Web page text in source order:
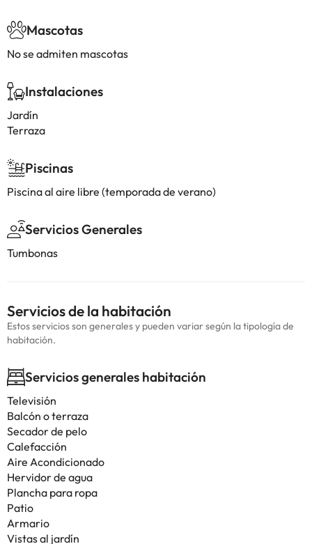
Mascotas
No se admiten mascotas
Instalaciones
Jardín
Terraza
Piscinas
Piscina al aire libre (temporada de verano)
Servicios Generales
Tumbonas
Servicios de la habitación
Estos servicios son generales y pueden variar según la tipología de
habitación.
Servicios generales habitación
Televisión
Balcón o terraza
Secador de pelo
Calefacción
Aire Acondicionado
Hervidor de agua
Plancha para ropa
Patio
Armario
Vistas al jardín